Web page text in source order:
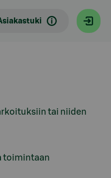
tai niiden
toimintaan